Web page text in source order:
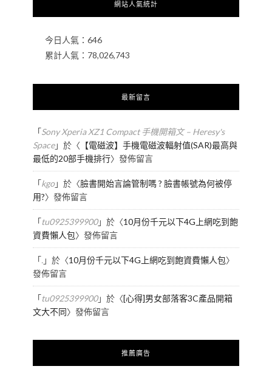
網站人氣統計
今日人氣： 646
累計人氣： 78,026,743
最新留言
「Sony Xperia XZ1 Compact 手機開箱文 – Heresy's
Space」於〈 【電磁波】手機電磁波輻射值(SAR)最高與
最低的20部手機排行〉發佈留言
「kgo」於〈臉書開始言論管制嗎 ? 臉書帳號為何被停
用?〉發佈留言
「tu0925399900」於〈10月份千元以下4G上網吃到飽
資費懶人包〉發佈留言
「.」於〈10月份千元以下4G上網吃到飽資費懶人包〉
發佈留言
「tu0925399900」於〈[心得]男女部落客3C產品開箱
文大不同〉發佈留言
推薦廣告